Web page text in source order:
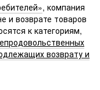
, компания
и возврате товаров
к категориям,
возврату и